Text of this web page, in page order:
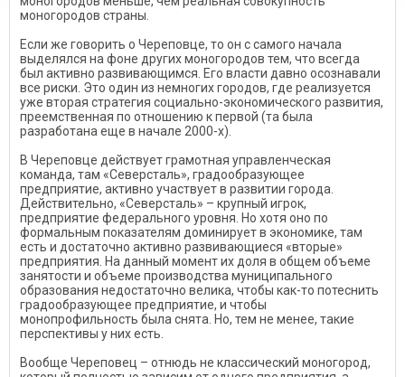
моногородов страны.
Если же говорить о Череповце, то он с самого начала
выделялся на фоне других моногородов тем, что всегда
был активно развивающимся. Его власти давно осознавали
все риски. Это один из немногих городов, где реализуется
уже вторая стратегия социально-экономического развития,
преемственная по отношению к первой (та была
разработана еще в начале 2000-х).
В Череповце действует грамотная управленческая
команда, там «Северсталь», градообразующее
предприятие, активно участвует в развитии города.
Действительно, «Северсталь» – крупный игрок,
предприятие федерального уровня. Но хотя оно по
формальным показателям доминирует в экономике, там
есть и достаточно активно развивающиеся «вторые»
предприятия. На данный момент их доля в общем объеме
занятости и объеме производства муниципального
образования недостаточно велика, чтобы как-то потеснить
градообразующее предприятие, и чтобы
монопрофильность была снята. Но, тем не менее, такие
перспективы у них есть.
Вообще Череповец – отнюдь не классический моногород,